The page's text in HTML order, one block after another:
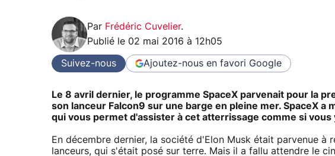
Par Frédéric Cuvelier.
Publié le 02 mai 2016 à 12h05
Suivez-nous Ajoutez-nous en favori Google
Le 8 avril dernier, le programme SpaceX parvenait pour la
son lanceur Falcon9 sur une barge en pleine mer. SpaceX a
qui vous permet d'assister à cet atterrissage comme si vous
En décembre dernier, la société d'Elon Musk était parvenue à
lanceurs, qui s'était posé sur terre. Mais il a fallu attendre le